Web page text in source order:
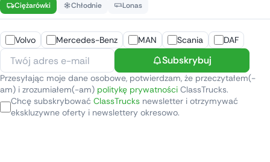
Ciężarówki Chłodnie Lonas
Volvo Mercedes-Benz MAN Scania DAF
Subskrybuj
Przesyłając moje dane osobowe, potwierdzam, że przeczytałem(-
am) i zrozumiałem(-am) politykę prywatności ClassTrucks.
Chcę subskrybować ClassTrucks newsletter i otrzymywać
ekskluzywne oferty i newslettery okresowo.